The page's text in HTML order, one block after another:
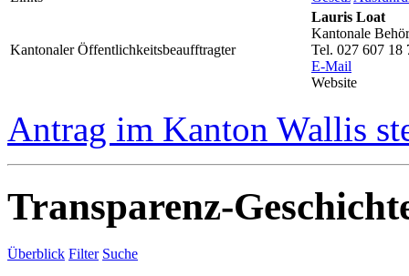
Kantonaler Öffentlichkeitsbeaufftragter
Lauris Loat
Kantonale
Tel. 027 607 18
E-Mail
Website
Antrag im Kanton Wallis
Transparenz-
Überblick Filter Suche